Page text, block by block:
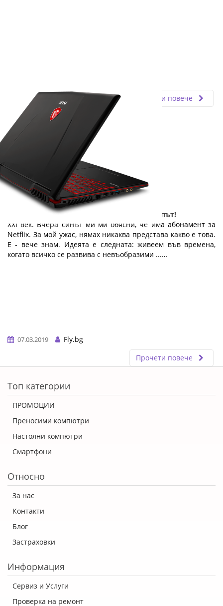
Прочети повече
Най-любимият подарък на XXI век: лаптопът!
XXI век. Вчера синът ми ми обясни, че има абонамент за
Netflix. За мой ужас, нямах никаква представа какво е това.
Е - вече знам. Идеята е следната: живеем във времена,
когато всичко се развива с невъобразими ...…
07.03.2019
Fly.bg
Прочети повече
Топ категории
ПРОМОЦИИ
Преносими компютри
Настолни компютри
Смартфони
Относно
За нас
Контакти
Блог
Застраховки
Информация
Сервиз и Услуги
Проверка на ремонт